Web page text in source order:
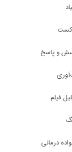
و پاسخ
فیلم
درمانی